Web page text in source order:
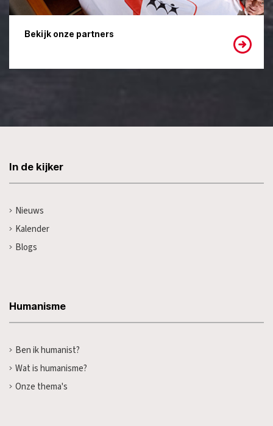
Bekijk onze partners
In de kijker
Nieuws
Kalender
Blogs
Humanisme
Ben ik humanist?
Wat is humanisme?
Onze thema's